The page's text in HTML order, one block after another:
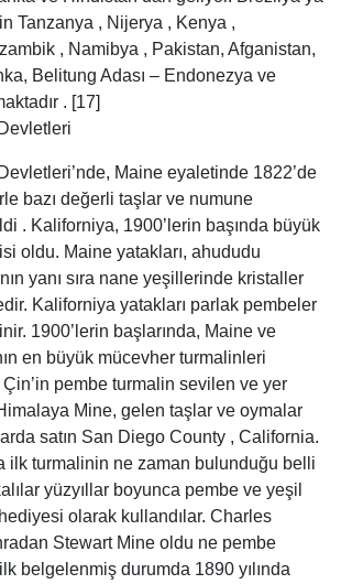
Tanzanya , Nijerya , Kenya ,
, Namibya , Pakistan, Afganistan,
Belitung Adası – Endonezya ve
. [17]
Maine eyaletinde 1822’de
bazı değerli taşlar ve numune
. Kaliforniya, 1900’lerin başında büyük
oldu. Maine yatakları, ahududu
yanı sıra nane yeşillerinde kristaller
Kaliforniya yatakları parlak pembeler
1900’lerin başlarında, Maine ve
en büyük mücevher turmalinleri
pembe turmalin sevilen ve yer
Mine, gelen taşlar ve oymalar
satın San Diego County , California.
ilk turmalinin ne zaman bulunduğu belli
yüzyıllar boyunca pembe ve yeşil
olarak kullandılar. Charles
Stewart Mine oldu ne pembe
belgelenmiş durumda 1890 yılında